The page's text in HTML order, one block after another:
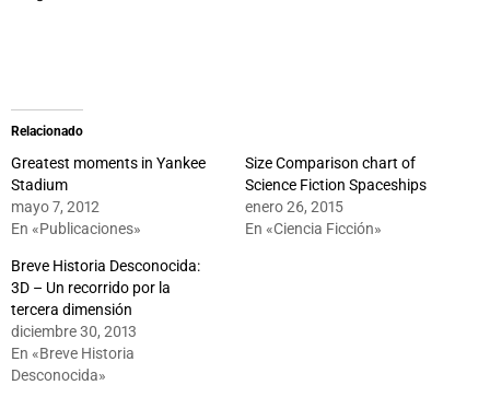
Relacionado
Greatest moments in Yankee
Stadium
mayo 7, 2012
En «Publicaciones»
Size Comparison chart of
Science Fiction Spaceships
enero 26, 2015
En «Ciencia Ficción»
Breve Historia Desconocida:
3D – Un recorrido por la
tercera dimensión
diciembre 30, 2013
En «Breve Historia
Desconocida»